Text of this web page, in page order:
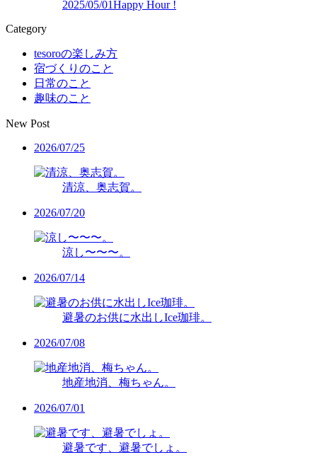
2025/05/01Happy Hour !
Category
tesoroの楽しみ方
宿づくりのこと
日常のこと
趣味のこと
New Post
2026/07/25
清涼、奥志賀。
2026/07/20
涼し〜〜〜。
2026/07/14
避暑のお供に水出しIce珈琲。
2026/07/08
地産地消、梅ちゃん。
2026/07/01
避暑です、避暑でしょ。